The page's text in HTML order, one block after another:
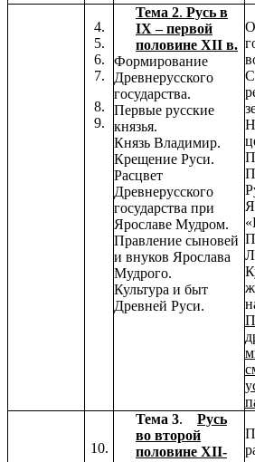
4.
5.
6.
7.
8.
9.
Тема 2. Русь в
IX – первой
половине XII в.
Формирование
Древнерусского
государства.
Первые русские
князья.
Князь Владимир.
Крещение Руси.
Расцвет
Древнерусского
государства при
Ярославе Мудром.
Правление сыновей
и внуков Ярослава
Мудрого.
Культура и быт
Древней Руси.
10.
Тема 3. Русь
во второй
половине XII-